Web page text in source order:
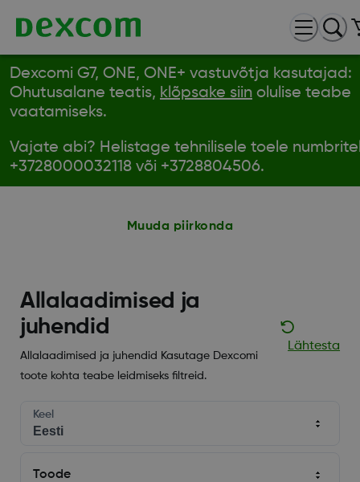
Dexcomi G7, ONE, ONE+ vastuvõtja kasutajad:
Ohutusalane teatis, klõpsake siin olulise teabe
vaatamiseks.
Vajate abi? Helistage tehnilisele toele
+3728000032118 või +3728804506.
Muuda piirkonda
Allalaadimised ja
juhendid
Allalaadimised ja juhendid Kasutage Dexcomi
toote kohta teabe leidmiseks filtreid.
Lähtesta
Keel
Toode